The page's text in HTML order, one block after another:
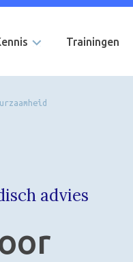
Trainingen
advies